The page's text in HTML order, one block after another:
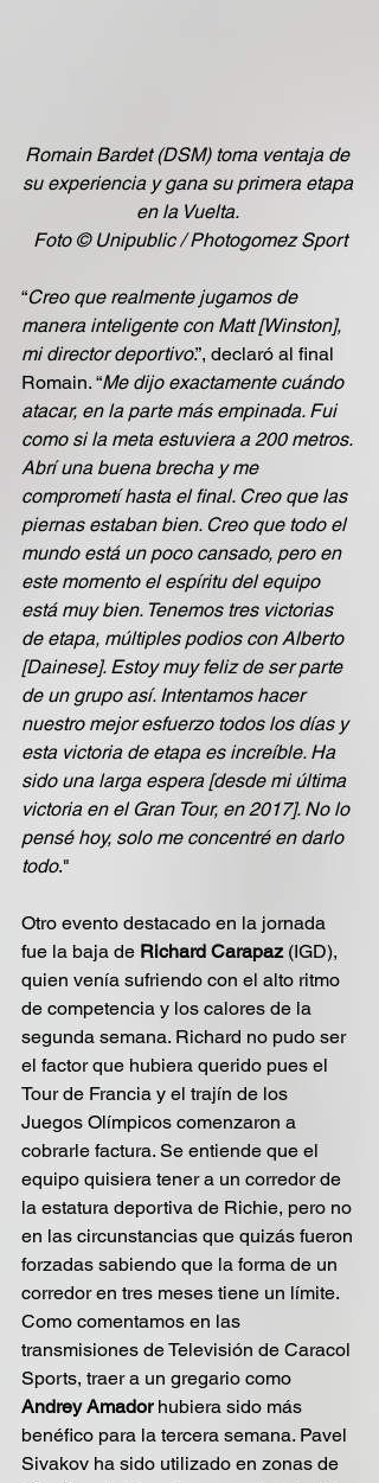
Romain Bardet (DSM) toma ventaja de
su experiencia y gana su primera etapa
en la Vuelta.
Foto © Unipublic / Photogomez Sport
“Creo que realmente jugamos de
manera inteligente con Matt [Winston],
mi director deportivo.”, declaró al final
Romain. “Me dijo exactamente cuándo
atacar, en la parte más empinada. Fui
como si la meta estuviera a 200 metros.
Abrí una buena brecha y me
comprometí hasta el final. Creo que las
piernas estaban bien. Creo que todo el
mundo está un poco cansado, pero en
este momento el espíritu del equipo
está muy bien. Tenemos tres victorias
de etapa, múltiples podios con Alberto
[Dainese]. Estoy muy feliz de ser parte
de un grupo así. Intentamos hacer
nuestro mejor esfuerzo todos los días y
esta victoria de etapa es increíble. Ha
sido una larga espera [desde mi última
victoria en el Gran Tour, en 2017]. No lo
pensé hoy, solo me concentré en darlo
todo."
Otro evento destacado en la jornada
fue la baja de Richard Carapaz (IGD),
quien venía sufriendo con el alto ritmo
de competencia y los calores de la
segunda semana. Richard no pudo ser
el factor que hubiera querido pues el
Tour de Francia y el trajín de los
Juegos Olímpicos comenzaron a
cobrarle factura. Se entiende que el
equipo quisiera tener a un corredor de
la estatura deportiva de Richie, pero no
en las circunstancias que quizás fueron
forzadas sabiendo que la forma de un
corredor en tres meses tiene un límite.
Como comentamos en las
transmisiones de Televisión de Caracol
Sports, traer a un gregario como
Andrey Amador hubiera sido más
benéfico para la tercera semana. Pavel
Sivakov ha sido utilizado en zonas de